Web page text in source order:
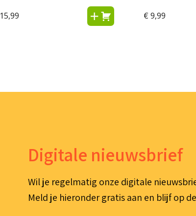
15,99 € 9,99
Digitale nieuwsbrief
Wil je regelmatig onze digitale
Meld je hieronder gratis aan en blijf op